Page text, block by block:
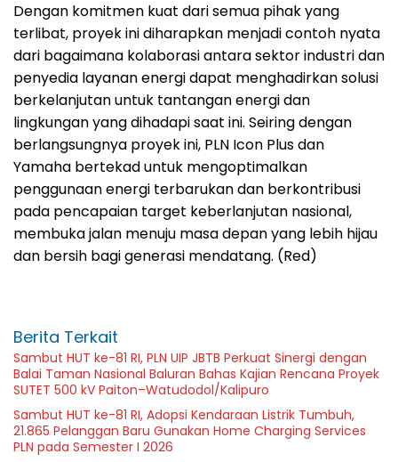
Dengan komitmen kuat dari semua pihak yang
terlibat, proyek ini diharapkan menjadi contoh nyata
dari bagaimana kolaborasi antara sektor industri dan
penyedia layanan energi dapat menghadirkan solusi
berkelanjutan untuk tantangan energi dan
lingkungan yang dihadapi saat ini. Seiring dengan
berlangsungnya proyek ini, PLN Icon Plus dan
Yamaha bertekad untuk mengoptimalkan
penggunaan energi terbarukan dan berkontribusi
pada pencapaian target keberlanjutan nasional,
membuka jalan menuju masa depan yang lebih hijau
dan bersih bagi generasi mendatang. (Red)
Berita Terkait
Sambut HUT ke-81 RI, PLN UIP JBTB Perkuat Sinergi dengan
Balai Taman Nasional Baluran Bahas Kajian Rencana Proyek
SUTET 500 kV Paiton–Watudodol/Kalipuro
Sambut HUT ke-81 RI, Adopsi Kendaraan Listrik Tumbuh,
21.865 Pelanggan Baru Gunakan Home Charging Services
PLN pada Semester I 2026